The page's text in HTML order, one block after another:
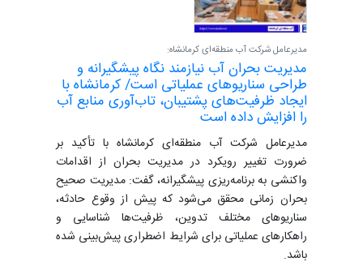
مدیرعامل شرکت آب منطقه‌ای کرمانشاه:
مدیریت بحران آب نیازمند نگاه پیشگیرانه و
طراحی سناریوهای عملیاتی است/ کرمانشاه با
ایجاد ظرفیت‌های پشتیبان، تاب‌آوری منابع آب
را افزایش داده است
مدیرعامل شرکت آب منطقه‌ای کرمانشاه با تأکید بر
ضرورت تغییر رویکرد در مدیریت بحران از اقدامات
واکنشی به برنامه‌ریزی پیشگیرانه، گفت: مدیریت صحیح
بحران زمانی محقق می‌شود که پیش از وقوع حادثه،
سناریوهای مختلف تدوین، ظرفیت‌ها شناسایی و
راهکارهای عملیاتی برای شرایط اضطراری پیش‌بینی شده
باشد.